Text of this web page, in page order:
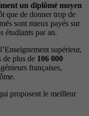
un diplômé moyen
que de donner trop de
sont mieux payés sur
étudiants par an.
supérieur,
de plus de 106 000
françaises,
proposent le meilleur